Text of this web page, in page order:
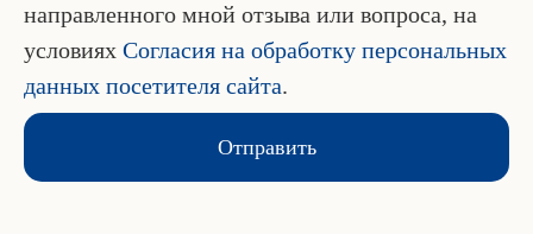
направленного мной отзыва или вопроса, на
условиях Согласия на обработку персональных
данных посетителя сайта.
Отправить